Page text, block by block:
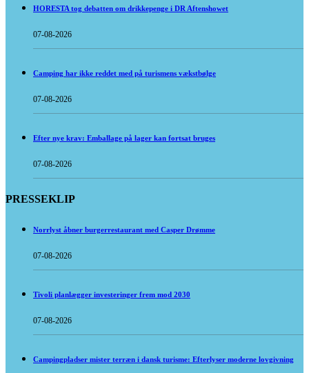
HORESTA tog debatten om drikkepenge i DR Aftenshowet
07-08-2026
Camping har ikke reddet med på turismens vækstbølge
07-08-2026
Efter nye krav: Emballage på lager kan fortsat bruges
07-08-2026
PRESSEKLIP
Norrlyst åbner burgerrestaurant med Casper Drømme
07-08-2026
Tivoli planlægger investeringer frem mod 2030
07-08-2026
Campingpladser mister terræn i dansk turisme: Efterlyser moderne lovgivning